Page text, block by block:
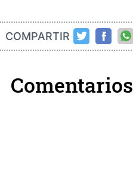
COMPARTIR
Comentarios